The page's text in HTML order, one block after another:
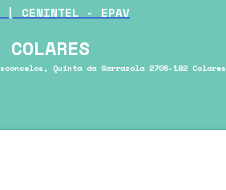
| CENINTEL - EPAV
Quinta da Sarrazola 2705-182 Colares